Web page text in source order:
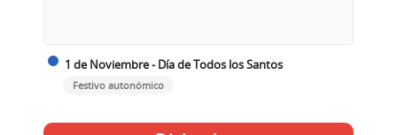
1 de Noviembre - Día de Todos los Santos
Festivo autonómico